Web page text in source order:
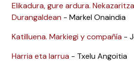
Elikadura, gure ardura.
Durangaldean - Markel Onaindia
Katilluena. Markiegi y compañía -
Harria eta larrua - Txelu Angoitia